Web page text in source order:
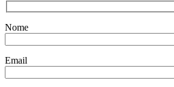
Nome
Email